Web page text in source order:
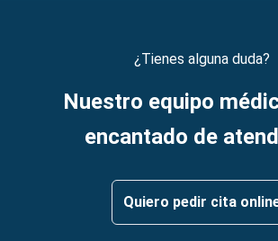
¿Tienes alguna duda?
Nuestro equipo
encantado de
Quiero pedir cita